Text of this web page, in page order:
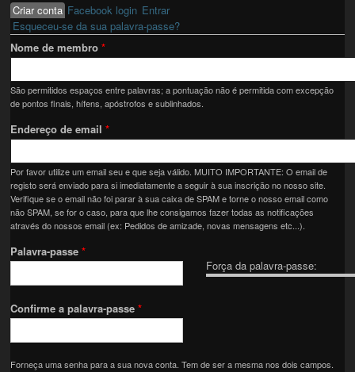
Primary tabs
Criar conta (active tab)
Facebook login Entrar
Esqueceu-se da sua palavra-passe?
Nome de membro*
São permitidos espaços entre palavras; a pontuação não é permitida com excepção
de pontos finais, hífens, apóstrofos e sublinhados.
Endereço de email*
Por favor utilize um email seu e que seja válido. MUITO IMPORTANTE: O email de
registo será enviado para si imediatamente a seguir à sua inscrição no nosso site.
Verifique se o email não foi parar à sua caixa de SPAM e torne o nosso email como
não SPAM, se for o caso, para que lhe consigamos fazer todas as notificações
através do nossos email (ex: Pedidos de amizade, novas mensagens etc...).
Força da palavra-passe:
Palavra-passe*
Confirme a palavra-passe*
Forneça uma senha para a sua nova conta. Tem de ser a mesma nos dois campos.